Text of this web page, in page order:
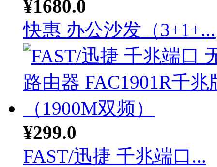
¥1680.0
快惠 办公沙发（3+1+...
¥299.0
FAST/迅捷 千兆端口...